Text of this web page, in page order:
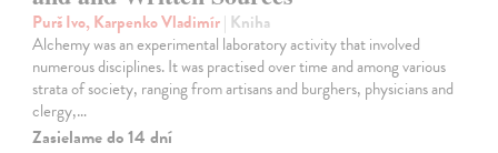
Purš Ivo, Karpenko Vladimír| Kniha
Alchemy was an experimental laboratory activity that involved
numerous disciplines. It was practised over time and among various
strata of society, ranging from artisans and burghers, physicians and
clergy,…
Zasielame do 14 dní